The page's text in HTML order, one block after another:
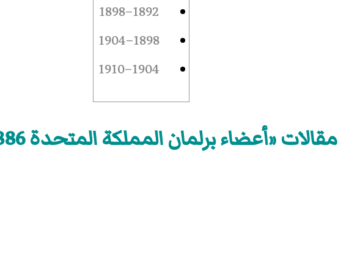
1892–1898
1898–1904
1904–1910
مقالات «أعضاء برلمان المملكة المتحدة 1886–92»